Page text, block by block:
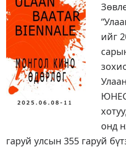
ийг
онд
гаруй улсын 355 гаруй